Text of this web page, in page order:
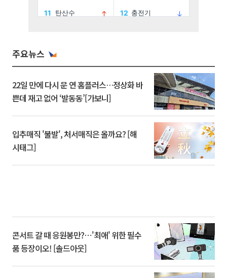
주요뉴스
22일 만에 다시 문 연 홈플러스…정상화 바
쁜데 재고 없어 ‘발동동’[가보니]
입추매직 '불발', 처서매직은 올까요? [해
시태그]
콘서트 갈 때 응원봉만?⋯'최애' 위한 필수
품 등장이오! [솔드아웃]